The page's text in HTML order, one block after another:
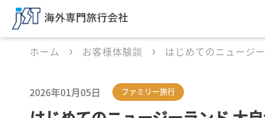
ホーム お客様体験談 はじめてのニュージ
2026年01月05日 ファミリー旅行